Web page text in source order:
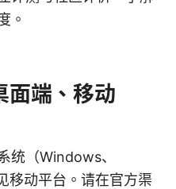
。
面端、移动
统（Windows、
移动平台。请在官方渠